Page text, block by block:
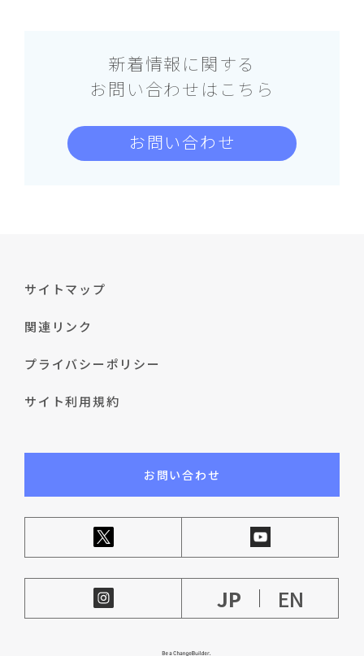
新着情報に関する
お問い合わせはこちら
お問い合わせ
サイトマップ
関連リンク
プライバシーポリシー
サイト利用規約
お問い合わせ
JP EN